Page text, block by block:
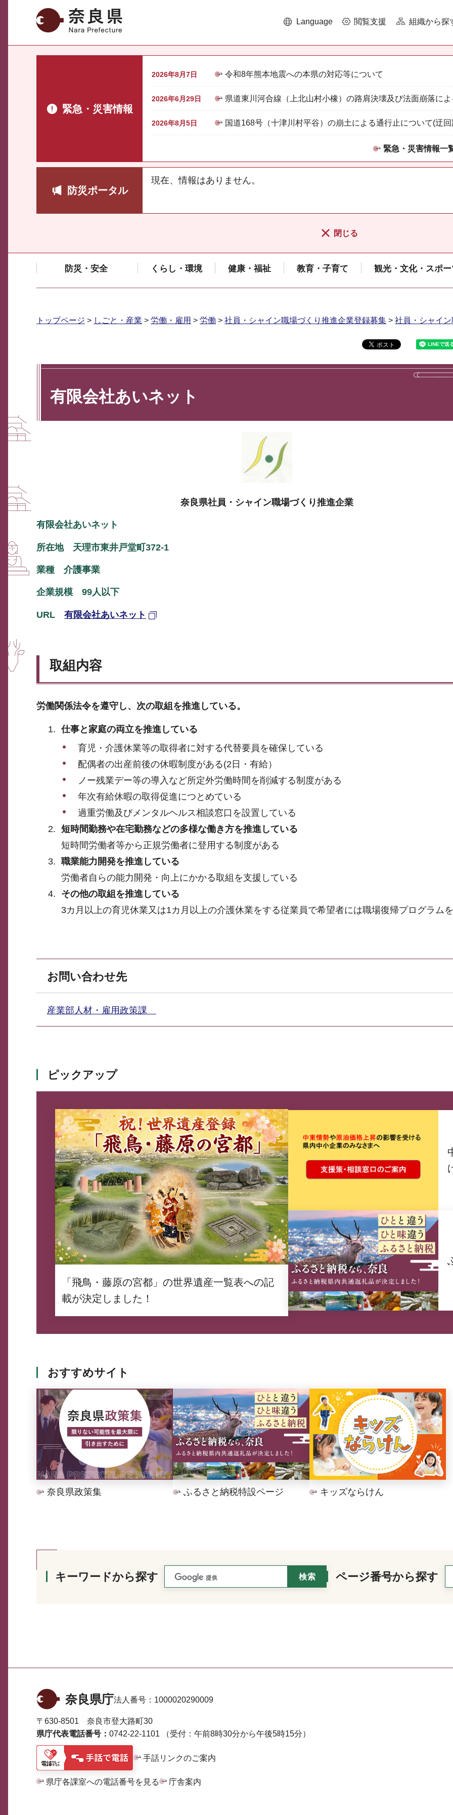
奈良県 Language 閲覧支援 組織から探
緊急・災害情報
2026年8月7日 令和8年熊本地震への本県の対応等について
2026年6月29日 県道東川河合線（上北山村小橡）の路肩決壊及び法面崩落に
2026年8月5日 国道168号（十津川村平谷）の崩土による通行止について(迂
緊急・災害情報一
防災ポータル
現在、情報はありません。
閉じる
防災・安全 くらし・環境 健康・福祉 教育・子育て 観光・文化・スポー
トップページ > しごと・産業 > 労働・雇用 > 労働 > 社員・シャイン職場づくり推進企業登録募集 > 社員・シャイ
有限会社あいネット
奈良県社員・シャイン職場づくり推進企業
有限会社あいネット
所在地 天理市東井戸堂町372-1
業種 介護事業
企業規模 99人以下
URL 有限会社あいネット
取組内容
労働関係法令を遵守し、次の取組を推進している。
仕事と家庭の両立を推進している
育児・介護休業等の取得者に対する代替要員を確保している
配偶者の出産前後の休暇制度がある(2日・有給）
ノー残業デー等の導入など所定外労働時間を削減する制度がある
年次有給休暇の取得促進につとめている
過重労働及びメンタルヘルス相談窓口を設置している
短時間勤務や在宅勤務などの多様な働き方を推進している
短時間労働者等から正規労働者に登用する制度がある
職業能力開発を推進している
労働者自らの能力開発・向上にかかる取組を支援している
その他の取組を推進している
3カ月以上の育児休業又は1カ月以上の介護休業をする従業員で希望者には職場復帰プログラム
お問い合わせ先
産業部人材・雇用政策課
ピックアップ
「飛鳥・藤原の宮都」の世界遺産一覧表への記
載が決定しました！
おすすめサイト
奈良県政策集 ふるさと納税特設ページ キッズならけん
キーワードから探す ページ番号から探す
奈良県庁法人番号： 1000020290009
〒630-8501 奈良市登大路町30
県庁代表電話番号： 0742-22-1101 （受付：午前8時30分から午後5時15分）
手話リンクのご案内
県庁各課室への電話番号を見る 庁舎案内